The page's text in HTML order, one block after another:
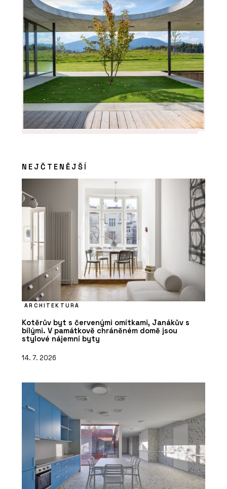
NEJČTENĚJŠÍ
ARCHITEKTURA
Kotěrův byt s červenými omítkami, Janákův s
bílými. V památkově chráněném domě jsou
stylové nájemní byty
14. 7. 2026